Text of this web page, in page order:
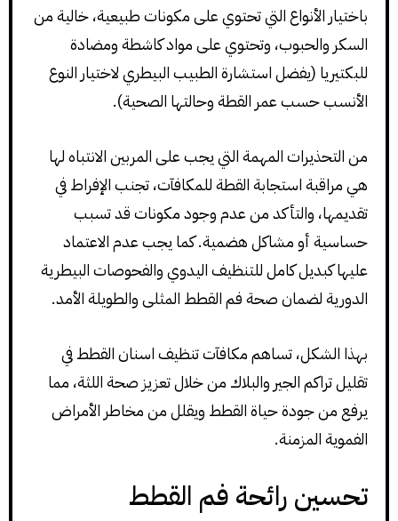
باختيار الأنواع التي تحتوي على مكونات طبيعية، خالية من
السكر والحبوب، وتحتوي على مواد كاشطة ومضادة
للبكتيريا (يفضل استشارة الطبيب البيطري لاختيار النوع
الأنسب حسب عمر القطة وحالتها الصحية).
من التحذيرات المهمة التي يجب على المربين الانتباه لها
هي مراقبة استجابة القطة للمكافآت، تجنب الإفراط في
تقديمها، والتأكد من عدم وجود مكونات قد تسبب
حساسية أو مشاكل هضمية. كما يجب عدم الاعتماد
عليها كبديل كامل للتنظيف اليدوي والفحوصات البيطرية
الدورية لضمان صحة فم القطط المثلى والطويلة الأمد.
بهذا الشكل، تساهم مكافآت تنظيف اسنان القطط في
تقليل تراكم الجير والبلاك من خلال تعزيز صحة اللثة، مما
يرفع من جودة حياة القطط ويقلل من مخاطر الأمراض
الفموية المزمنة.
تحسين رائحة فم القطط